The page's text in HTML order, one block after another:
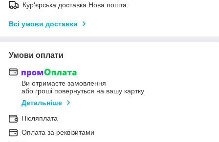
Кур'єрська доставка Нова пошта
Всі умови доставки
Умови оплати
Ви отримаєте замовлення
або гроші повернуться на вашу картку
Детальніше
Післяплата
Оплата за реквізитами